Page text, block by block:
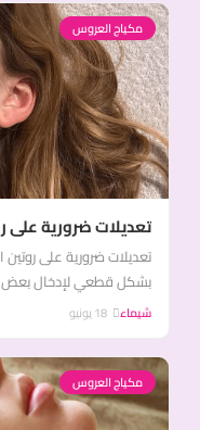
مكياج العروس
تعديلات ضرورية على
تعديلات ضرورية على
بشكل قطعي لإدخال
شيماء
مكياج العروس